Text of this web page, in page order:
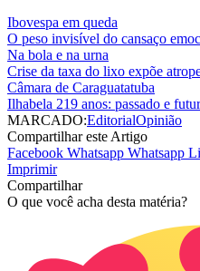
Ibovespa em queda
O peso invisível do cansaço
Na bola e na urna
Crise da taxa do lixo expõe
Câmara de Caraguatatuba
Ilhabela 219 anos: passado e
MARCADO:EditorialOpinião
Compartilhar este Artigo
Facebook Whatsapp Whatsapp
Imprimir
Compartilhar
O que você acha desta matéria?